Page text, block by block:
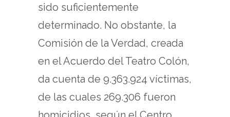
sido suficientemente
determinado. No obstante, la
Comisión de la Verdad, creada
en el Acuerdo del Teatro Colón,
da cuenta de 9.363.924 víctimas,
de las cuales 269.306 fueron